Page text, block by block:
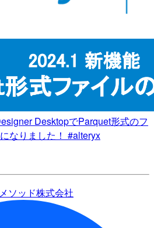
DesktopでParquet形式のフ
なりました！ #alteryx
ソッド株式会社